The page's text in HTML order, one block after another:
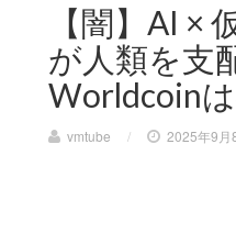
【闇】AI ×
が人類を支
Worldcoinは
vmtube / 2025年9月